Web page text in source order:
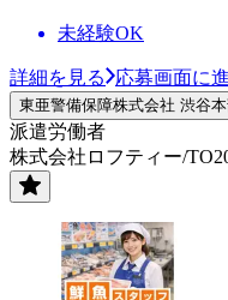
未経験OK
詳細を見る 応募画面に
東亜警備保障株式会社 渋谷
派遣労働者
株式会社ロフティー/